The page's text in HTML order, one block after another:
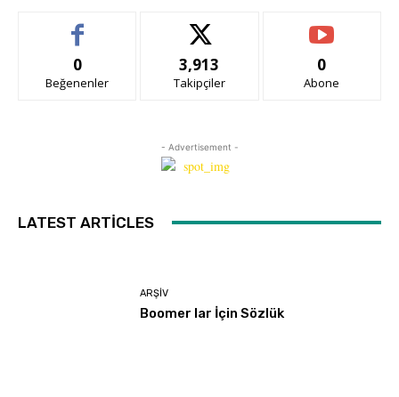
0
Beğenenler
3,913
Takipçiler
0
Abone
- Advertisement -
LATEST ARTICLES
ARŞIV
Boomer lar İçin Sözlük